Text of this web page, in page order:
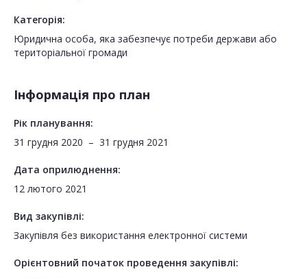
Категорія:
Юридична особа, яка забезпечує потреби держави або
територіальної громади
Інформація про план
Рік планування:
31 грудня 2020 – 31 грудня 2021
Дата оприлюднення:
12 лютого 2021
Вид закупівлі:
Закупівля без використання електронної системи
Орієнтовний початок проведення закупівлі: